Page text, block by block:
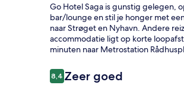
Go Hotel Saga is gunstig gelegen,
bar/lounge en stil je honger met
naar Strøget en Nyhavn. Andere
accommodatie ligt op korte
minuten naar Metrostation
Beoordelingen
8,48,4 op 10 –
Zeer goed